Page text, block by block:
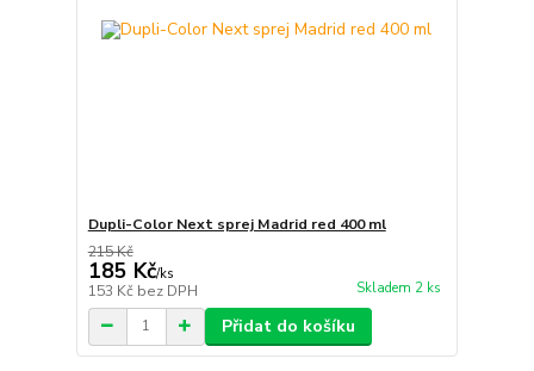
Dupli-Color Next sprej Madrid red 400 ml
215 Kč
185 Kč/ks
153 Kč bez DPH Skladem 2 ks
Přidat do košíku